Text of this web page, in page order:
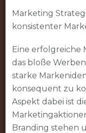
Marketing
konsistenter
Eine erfolgreiche
das bloße
starke
konsequent zu
Aspekt dabei ist
Branding stehen